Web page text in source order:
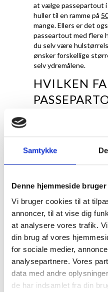
Samtykke
Denne hjemmeside
Vi bruger cookies til at
annoncer, til at vise dig
at analysere vores trafik.
din brug af vores
for sociale medier,
analysepartnere. Vores
data med andre
de har indsamlet fra din
at vælge passepartout i
huller til en ramme på
mange. Ellers er det
passeartout med flere
du selv være
ønsker forskellige
selv ydremålene.
HVILKEN
Naturhvid / Varm
gør den velegnet til
såsom eksempelvis
Farvebilleder generelt,
og sort/hvid motiver
denne passepartout,
kølige sort/hvid
type passepartout, da
farve kan få neutrale
blålige.
Porcelænshvid / Let
mm
Forsiden af